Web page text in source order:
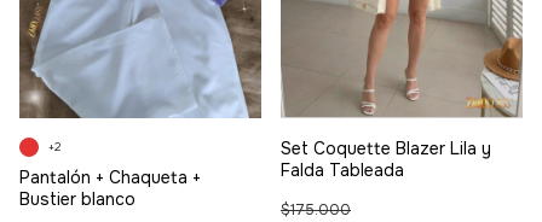
Pantalón + Chaqueta +
Bustier blanco
+2
Set Coquette Blazer Lila y
Falda Tableada
$175.000